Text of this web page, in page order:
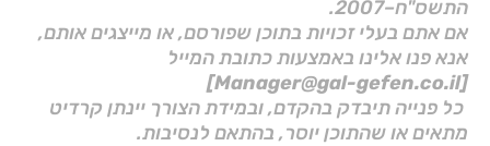
התשס"ח–2007.
אם אתם בעלי זכויות בתוכן שפורסם, או מייצגים אותם,
אנא פנו אלינו באמצעות כתובת המייל
[Manager@gal-gefen.co.il]
כל פנייה תיבדק בהקדם, ובמידת הצורך יינתן קרדיט
מתאים או שהתוכן יוסר, בהתאם לנסיבות.